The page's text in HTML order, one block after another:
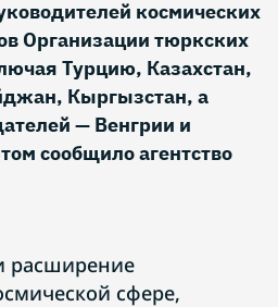
космических
Организации тюркских
Турцию, Казахстан,
Кыргызстан, а
— Венгрии и
сообщило агентство
расширение
сфере,